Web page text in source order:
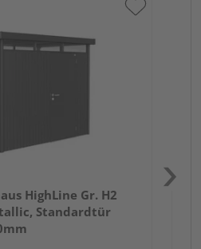
HighLine Gr. H2
Standardtür